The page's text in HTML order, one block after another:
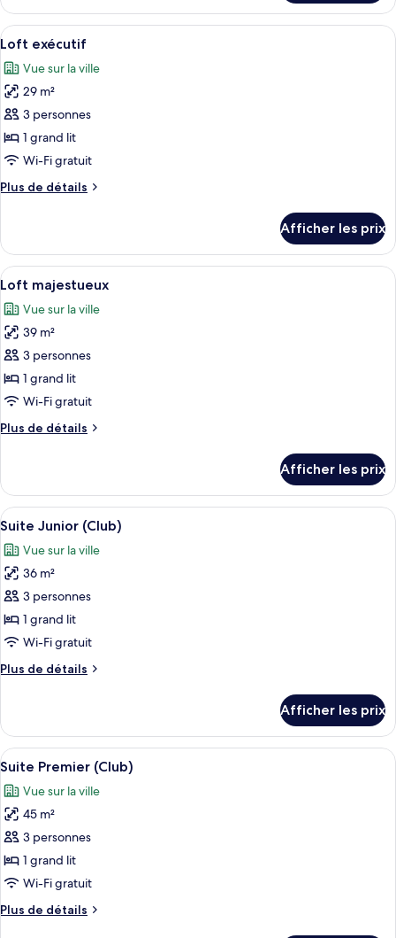
Chambre
Premier
Afficher
toutes
les
photos
pour
ce
type
chambre :
Une cuisine moderne avec un coin
5
Loft exécutif
Vue sur la ville
29 m²
3 personnes
1 grand lit
Wi-Fi gratuit
Plus de détails
Plus
Loft
exécutif
Afficher les prix
Afficher
toutes
les
photos
pour
ce
type
chambre :
Une cuisine moderne avec une
5
Loft majestueux
Vue sur la ville
39 m²
3 personnes
1 grand lit
Wi-Fi gratuit
Plus de détails
Plus
Loft
majestueux
Afficher les prix
Afficher
toutes
les
photos
pour
ce
type
chambre :
(Club)
Une chambre d’hôtel avec un
6
Suite Junior (Club)
Vue sur la ville
36 m²
3 personnes
1 grand lit
Wi-Fi gratuit
Plus de détails
Plus
Suite
Junior
(Club)
Afficher les prix
Afficher
toutes
les
photos
pour
ce
type
chambre :
Suite Premier (Club) | Coffre-fort,
7
Suite Premier (Club)
Vue sur la ville
45 m²
3 personnes
1 grand lit
Wi-Fi gratuit
Plus de détails
Plus